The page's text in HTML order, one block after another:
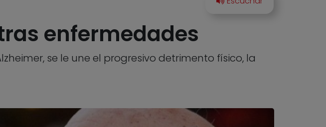
enfermedades
se le une el progresivo detrimento físico, la